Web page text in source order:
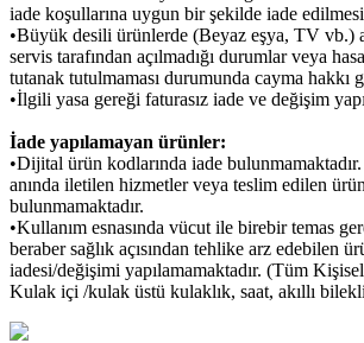
iade koşullarına uygun bir şekilde iade
•Büyük desili ürünlerde (Beyaz eşya, TV vb.)
servis tarafından açılmadığı durumlar veya
tutanak tutulmaması durumunda cayma hakkı
•İlgili yasa gereği faturasız iade ve değişim
İade yapılamayan ürünler:
•Dijital ürün kodlarında iade
anında iletilen hizmetler veya teslim edilen
bulunmamaktadır.
•Kullanım esnasında vücut ile birebir temas
beraber sağlık açısından tehlike arz edebilen
iadesi/değişimi yapılamamaktadır. (Tüm
Kulak içi /kulak üstü kulaklık, saat, akıllı